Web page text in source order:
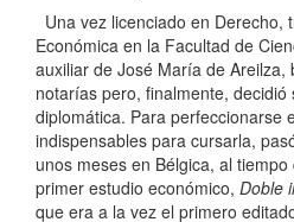
Una vez licenciado en Derecho,
Económica en la Facultad de
auxiliar de José María de
notarías pero, finalmente,
diplomática. Para perfeccionarse
indispensables para cursarla,
unos meses en Bélgica, al
primer estudio económico, Doble
que era a la vez el primero